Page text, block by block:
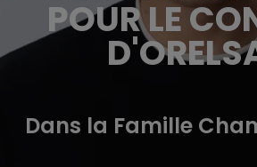
POUR LE
Dans la Famille